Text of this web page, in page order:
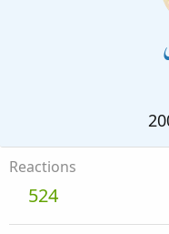
Reactions
524